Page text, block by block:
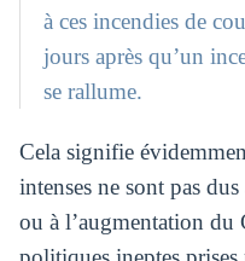
à ces incendies de
jours après qu’un
se rallume.
Cela signifie
intenses ne sont pas
ou à l’augmentation du